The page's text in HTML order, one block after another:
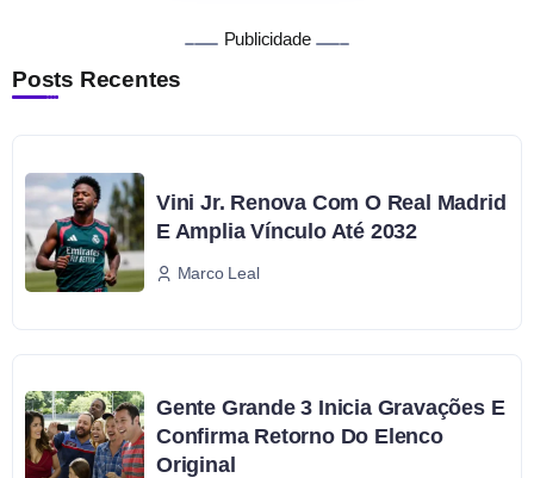
Publicidade
Posts Recentes
Vini Jr. Renova Com O Real Madrid
E Amplia Vínculo Até 2032
Marco Leal
Gente Grande 3 Inicia Gravações E
Confirma Retorno Do Elenco
Original